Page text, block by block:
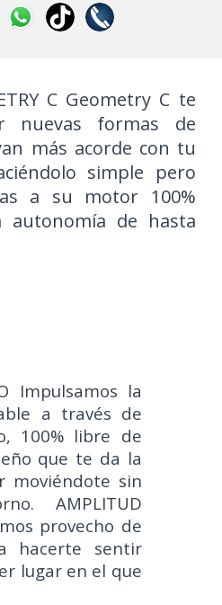
C Geometry C te
nuevas formas de
más acorde con tu
simple pero
a su motor 100%
autonomía de hasta
Impulsamos la
a través de
100% libre de
que te da la
moviéndote sin
AMPLITUD
provecho de
hacerte sentir
lugar en el que